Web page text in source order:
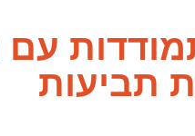
עם
תביעות